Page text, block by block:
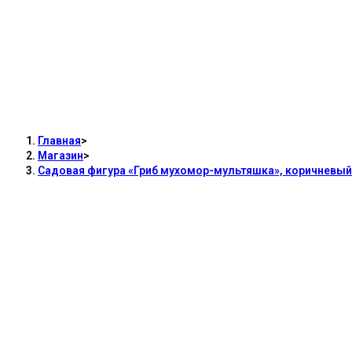
Главная>
Магазин>
Садовая фигура «Гриб мухомор-мультяшка»,